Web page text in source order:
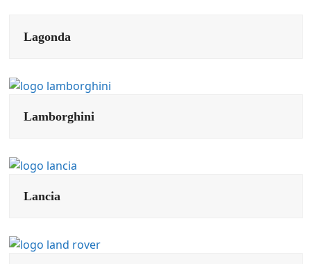
Lagonda
Lamborghini
Lancia